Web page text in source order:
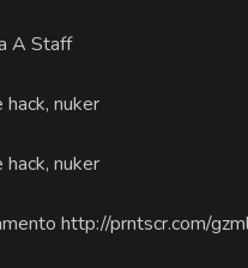
A Staff
hack, nuker
hack, nuker
http://prntscr.com/